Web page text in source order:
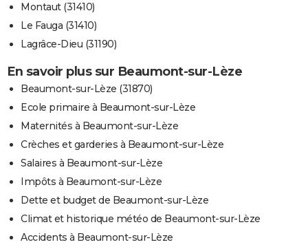
Montaut (31410)
Le Fauga (31410)
Lagrâce-Dieu (31190)
En savoir plus sur Beaumont-sur-Lèze
Beaumont-sur-Lèze (31870)
Ecole primaire à Beaumont-sur-Lèze
Maternités à Beaumont-sur-Lèze
Crèches et garderies à Beaumont-sur-Lèze
Salaires à Beaumont-sur-Lèze
Impôts à Beaumont-sur-Lèze
Dette et budget de Beaumont-sur-Lèze
Climat et historique météo de Beaumont-sur-Lèze
Accidents à Beaumont-sur-Lèze